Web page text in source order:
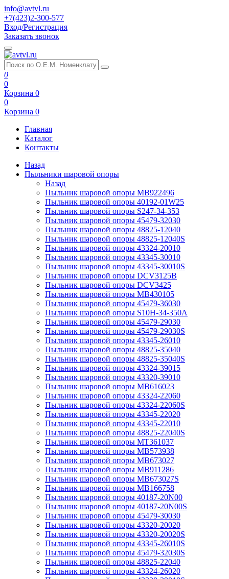
info@avtvl.ru
+7(423)2-300-577
Вход/Регистрация
Заказать звонок
0
0
Корзина 0
0
Корзина 0
Главная
Каталог
Контакты
Назад
Пыльники шаровой опоры
Назад
Пыльник шаровой опоры MB922496
Пыльник шаровой опоры 40192-01W25
Пыльник шаровой опоры S247-34-353
Пыльник шаровой опоры 45479-32030
Пыльник шаровой опоры 48825-12040
Пыльник шаровой опоры 48825-12040S
Пыльник шаровой опоры 43324-20010
Пыльник шаровой опоры 43345-30010
Пыльник шаровой опоры 43345-30010S
Пыльник шаровой опоры DCV3125B
Пыльник шаровой опоры DCV3425
Пыльник шаровой опоры MB430105
Пыльник шаровой опоры 45479-36030
Пыльник шаровой опоры S10H-34-350A
Пыльник шаровой опоры 45479-29030
Пыльник шаровой опоры 45479-29030S
Пыльник шаровой опоры 43345-26010
Пыльник шаровой опоры 48825-35040
Пыльник шаровой опоры 48825-35040S
Пыльник шаровой опоры 43324-39015
Пыльник шаровой опоры 43320-39010
Пыльник шаровой опоры MB616023
Пыльник шаровой опоры 43324-22060
Пыльник шаровой опоры 43324-22060S
Пыльник шаровой опоры 43345-22020
Пыльник шаровой опоры 43345-22010
Пыльник шаровой опоры 48825-22040S
Пыльник шаровой опоры MT361037
Пыльник шаровой опоры MB573938
Пыльник шаровой опоры MB673027
Пыльник шаровой опоры MB911286
Пыльник шаровой опоры MB673027S
Пыльник шаровой опоры MB166758
Пыльник шаровой опоры 40187-20N00
Пыльник шаровой опоры 40187-20N00S
Пыльник шаровой опоры 45479-30030
Пыльник шаровой опоры 43320-20020
Пыльник шаровой опоры 43320-20020S
Пыльник шаровой опоры 43345-26010S
Пыльник шаровой опоры 45479-32030S
Пыльник шаровой опоры 48825-22040
Пыльник шаровой опоры 43324-26020